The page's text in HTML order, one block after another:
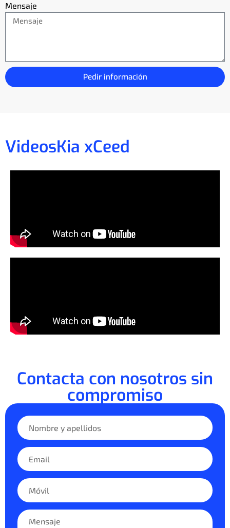
Mensaje
Pedir información
VideosKia xCeed
Contacta con nosotros sin
compromiso